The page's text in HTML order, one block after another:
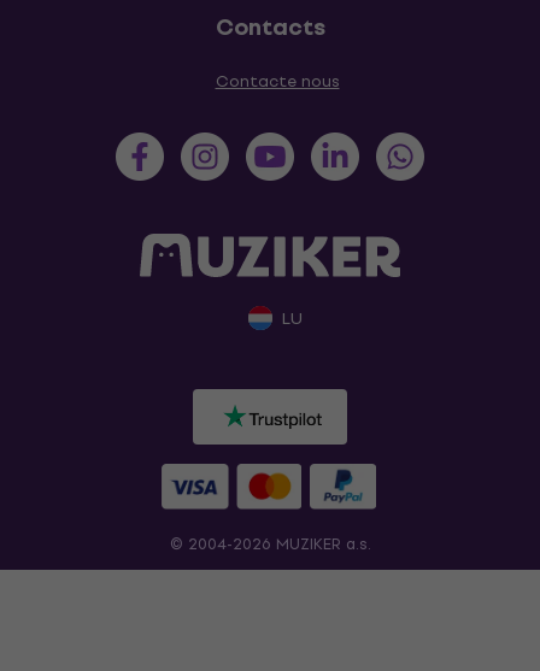
Contacts
Contacte nous
LU
© 2004-2026 MUZIKER a.s.